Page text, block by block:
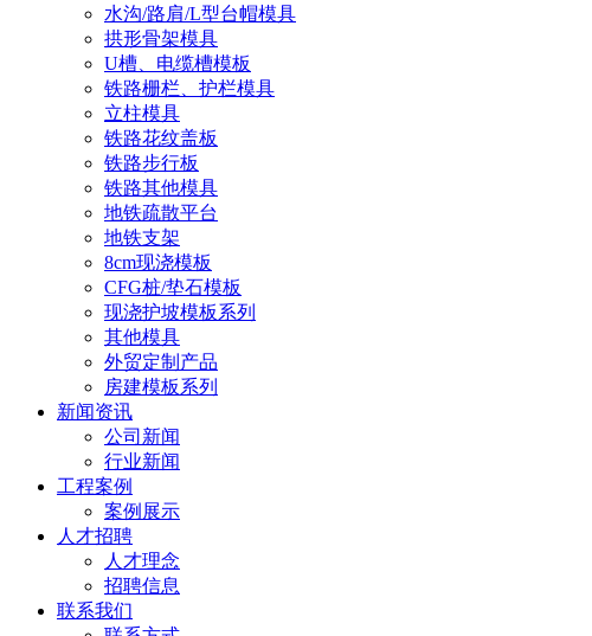
水沟/路肩/L型台帽模具
拱形骨架模具
U槽、电缆槽模板
铁路栅栏、护栏模具
立柱模具
铁路花纹盖板
铁路步行板
铁路其他模具
地铁疏散平台
地铁支架
8cm现浇模板
CFG桩/垫石模板
现浇护坡模板系列
其他模具
外贸定制产品
房建模板系列
新闻资讯
公司新闻
行业新闻
工程案例
案例展示
人才招聘
人才理念
招聘信息
联系我们